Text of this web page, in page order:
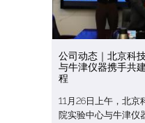
公司动态｜北京科
与牛津仪器携手共
程
11月26日上午，北京
院实验中心与牛津仪